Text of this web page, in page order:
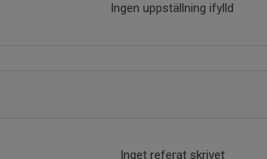
Ingen uppställning ifylld
Inget referat skrivet